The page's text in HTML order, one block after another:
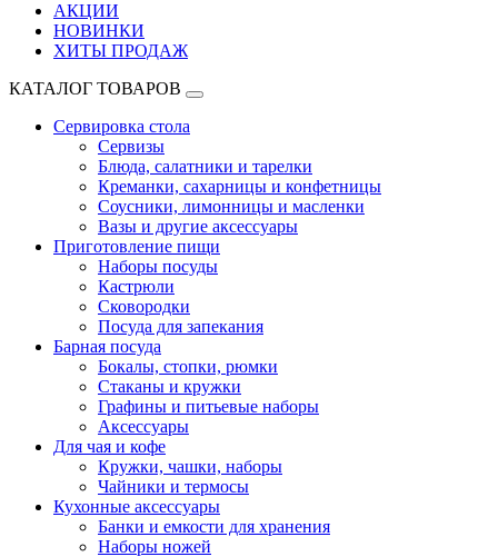
АКЦИИ
НОВИНКИ
ХИТЫ ПРОДАЖ
КАТАЛОГ ТОВАРОВ
Сервировка стола
Сервизы
Блюда, салатники и тарелки
Креманки, сахарницы и конфетницы
Соусники, лимонницы и масленки
Вазы и другие аксессуары
Приготовление пищи
Наборы посуды
Кастрюли
Сковородки
Посуда для запекания
Барная посуда
Бокалы, стопки, рюмки
Стаканы и кружки
Графины и питьевые наборы
Аксессуары
Для чая и кофе
Кружки, чашки, наборы
Чайники и термосы
Кухонные аксессуары
Банки и емкости для хранения
Наборы ножей